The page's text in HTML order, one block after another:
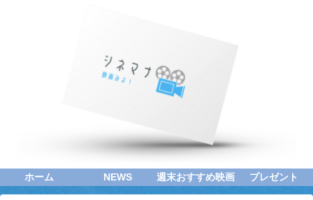
ホーム NEWS 週末おすすめ映画 プレゼント